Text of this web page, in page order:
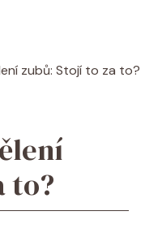
zubů: Stojí to za to?
to?